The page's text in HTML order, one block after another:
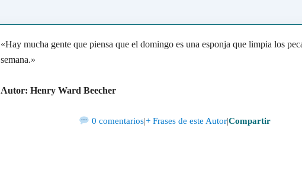
«Hay mucha gente que piensa que el domingo es una esponja que limpia los
semana.»
Autor: Henry Ward Beecher
0 comentarios|+ Frases de este Autor|Compartir